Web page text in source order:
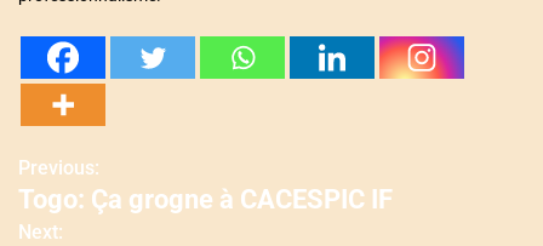
N
a
Previous:
Togo: Ça grogne à CACESPIC IF
Next: